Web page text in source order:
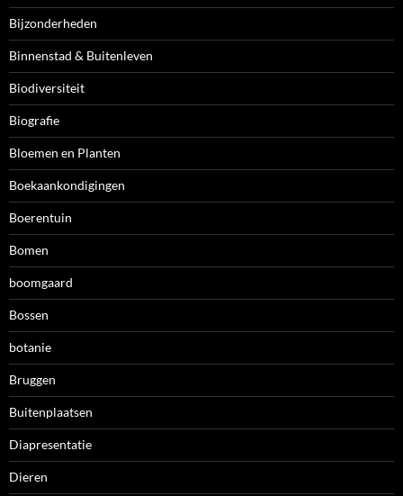
Bijzonderheden
Binnenstad & Buitenleven
Biodiversiteit
Biografie
Bloemen en Planten
Boekaankondigingen
Boerentuin
Bomen
boomgaard
Bossen
botanie
Bruggen
Buitenplaatsen
Diapresentatie
Dieren